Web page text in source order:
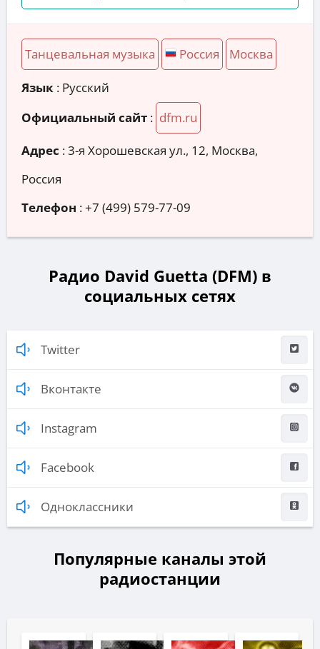
Танцевальная музыка Россия Москва
Язык : Русский
Официальный сайт : dfm.ru
Адрес :3-я Хорошевская ул., 12, Москва,
Россия
Телефон :+7 (499) 579-77-09
Радио David Guetta (DFM) в
социальных сетях
Twitter
Вконтакте
Instagram
Facebook
Одноклассники
Популярные каналы этой
радиостанции